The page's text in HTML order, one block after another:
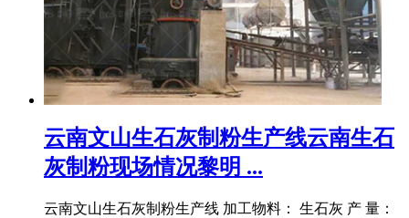
云南文山生石灰制粉生产线云南生石
灰制粉现场情况黎明 ...
云南文山生石灰制粉生产线 加工物料： 生石灰 产 量：